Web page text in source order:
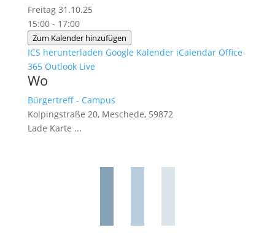
Freitag 31.10.25
15:00 - 17:00
Zum Kalender hinzufügen
ICS herunterladen Google Kalender iCalendar Office
365 Outlook Live
Wo
Bürgertreff - Campus
Kolpingstraße 20, Meschede, 59872
Lade Karte ...